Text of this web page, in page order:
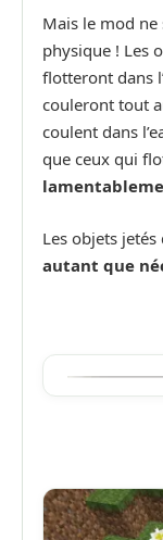
Mais le mod ne
physique ! Les
flotteront dans
couleront tout
coulent dans
que ceux qui
Les objets
autant que